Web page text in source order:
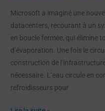
Microsoft a imaginé une
datacenters, recourant à un
en boucle fermée, qui élimine
d’évaporation. Une fois le
construction de
nécessaire. L’eau circule en
refroidisseurs pour
additionnelle